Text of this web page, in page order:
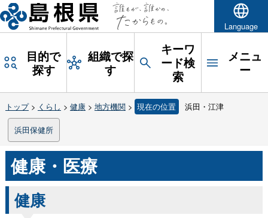
Language
目的で
探す
組織で探
す
キーワ
ード検
索
メニュ
ー
トップ> くらし > 健康> 地方機関> 現在の位置 浜田・江津
浜田保健所
健康・医療
健康